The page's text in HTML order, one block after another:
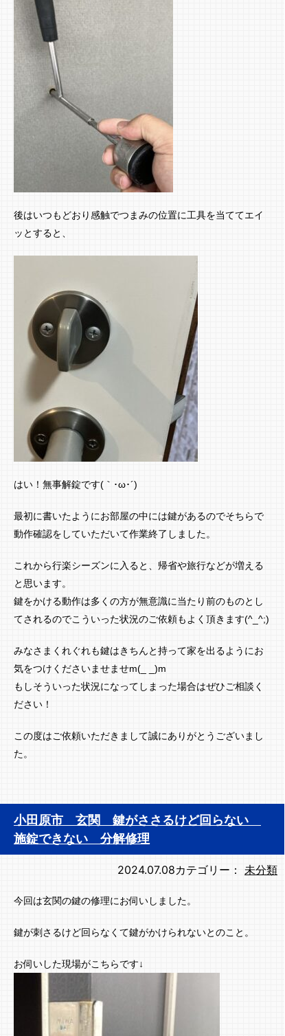
後はいつもどおり感触でつまみの位置に工具を当ててエイ
ッとすると、
はい！無事解錠です(｀･ω･´)ゞ
最初に書いたようにお部屋の中には鍵があるのでそちらで
動作確認をしていただいて作業終了しました。
これから行楽シーズンに入ると、帰省や旅行などが増える
と思います。
鍵をかける動作は多くの方が無意識に当たり前のものとし
てされるのでこういった状況のご依頼もよく頂きます(^_^;)
みなさまくれぐれも鍵はきちんと持って家を出るようにお
気をつけくださいませませm(_ _)m
もしそういった状況になってしまった場合はぜひご相談く
ださい！
この度はご依頼いただきまして誠にありがとうございまし
た。
小田原市 玄関 鍵がささるけど回らない
施錠できない 分解修理
2024.07.08カテゴリー： 未分類
今回は玄関の鍵の修理にお伺いしました。
鍵が刺さるけど回らなくて鍵がかけられないとのこと。
お伺いした現場がこちらです↓